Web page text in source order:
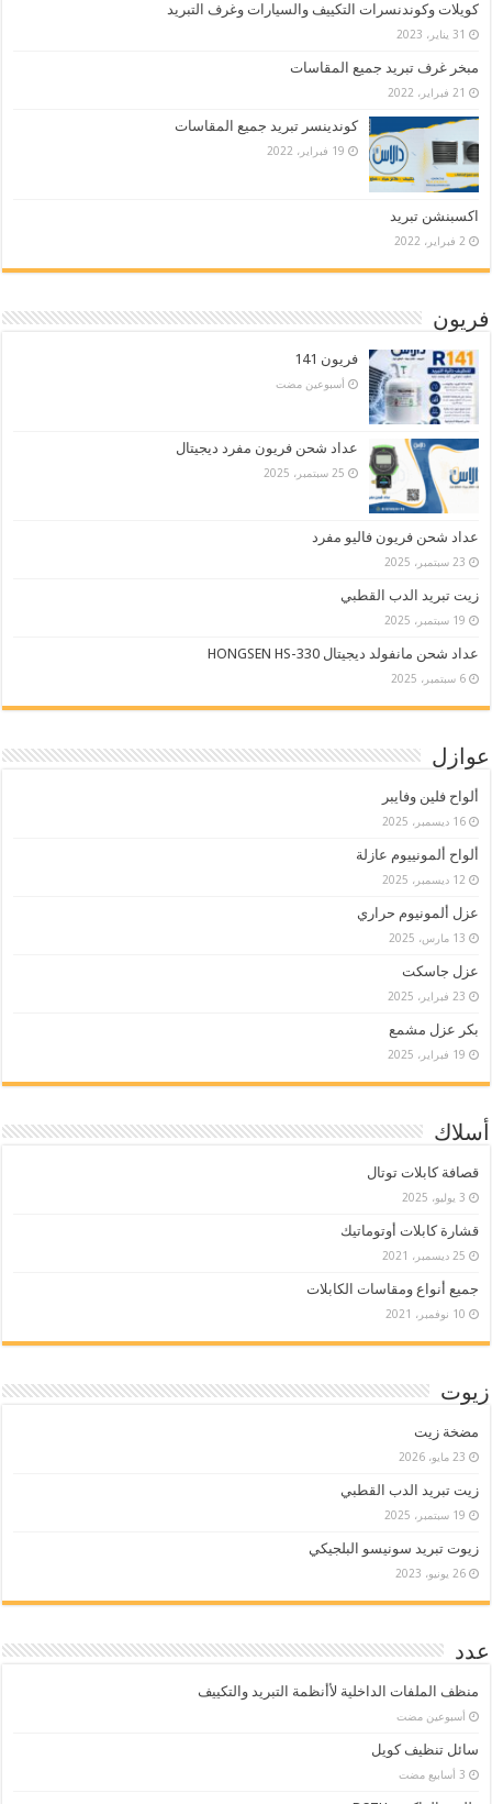
كويلات وكوندنسرات التكييف والسيارات وغرف التبريد
31 يناير، 2023
مبخر غرف تبريد جميع المقاسات
21 فبراير، 2022
كوندينسر تبريد جميع المقاسات
19 فبراير، 2022
اكسبنشن تبريد
2 فبراير، 2022
فريون
فريون 141
‏أسبوعين مضت
عداد شحن فريون مفرد ديجيتال
25 سبتمبر، 2025
عداد شحن فريون فاليو مفرد
23 سبتمبر، 2025
زيت تبريد الدب القطبي
19 سبتمبر، 2025
عداد شحن مانفولد ديجيتال HONGSEN HS-330
6 سبتمبر، 2025
عوازل
ألواح فلين وفايبر
16 ديسمبر، 2025
ألواح ألمونييوم عازلة
12 ديسمبر، 2025
عزل ألمونيوم حراري
13 مارس، 2025
عزل جاسكت
23 فبراير، 2025
بكر عزل مشمع
19 فبراير، 2025
أسلاك
قصافة كابلات توتال
3 يوليو، 2025
قشارة كابلات أوتوماتيك
25 ديسمبر، 2021
جميع أنواع ومقاسات الكابلات
10 نوفمبر، 2021
زيوت
مضخة زيت
23 مايو، 2026
زيت تبريد الدب القطبي
19 سبتمبر، 2025
زيوت تبريد سونيسو البلجيكي
26 يونيو، 2023
عدد
منظف الملفات الداخلية لأأنظمة التبريد والتكييف
‏أسبوعين مضت
سائل تنظيف كويل